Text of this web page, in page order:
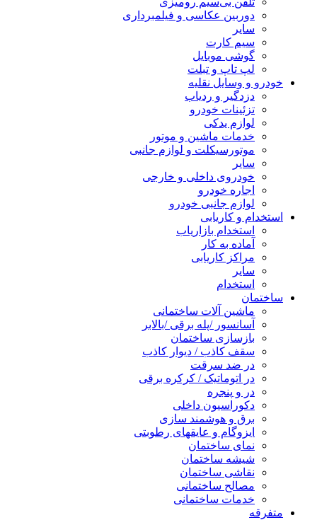
دوربین عکاسی و فیلمبرداری
سایر
سیم کارت
گوشی موبایل
لپ تاپ و تبلت
خودرو و وسایل نقلیه
دزدگیر و ردیاب
تزئینات خودرو
لوازم یدکی
خدمات ماشین و موتور
موتورسیکلت و لوازم جانبی
سایر
خودروی داخلی و خارجی
اجاره خودرو
لوازم جانبی خودرو
استخدام و کاریابی
استخدام بازاریاب
آماده به کار
مراکز کاریابی
سایر
استخدام
ساختمان
ماشین آلات ساختمانی
آسانسور /پله برقی /بالابر
بازسازی ساختمان
سقف کاذب / دیوار کاذب
در ضد سرقت
در اتوماتیک / کرکره برقی
در و پنجره
دکوراسیون داخلی
برق و هوشمند سازی
ایزوگام و عایقهای رطوبتی
نمای ساختمان
شیشه ساختمان
نقاشی ساختمان
مصالح ساختمانی
خدمات ساختمانی
متفرقه